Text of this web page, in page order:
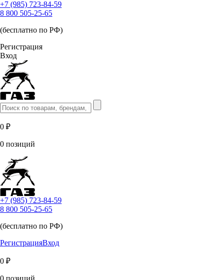
+7 (985) 723-84-59
8 800 505-25-65
(бесплатно по РФ)
Регистрация
Вход
0 ₽
0 позиций
+7 (985) 723-84-59
8 800 505-25-65
(бесплатно по РФ)
РегистрацияВход
0 ₽
0 позиций